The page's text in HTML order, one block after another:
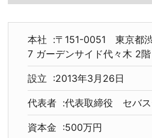
本社 :〒151-0051 東京都
7 ガーデンサイド代々木 2階
設立 :2013年3月26日
代表者 :代表取締役 セバス
資本金 :500万円